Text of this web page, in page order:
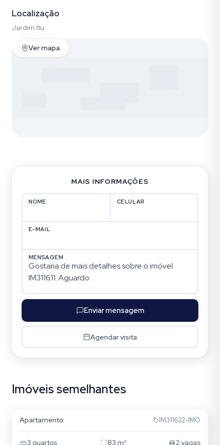
Localização
Jardim Itu
Ver mapa
MAIS INFORMAÇÕES
NOME CELULAR
E-MAIL
MENSAGEM
Enviar mensagem
Agendar visita
Imóveis semelhantes
Jardim Itu
Apartamento IM311622-IMO
3 quartos 83 m² 2vagas